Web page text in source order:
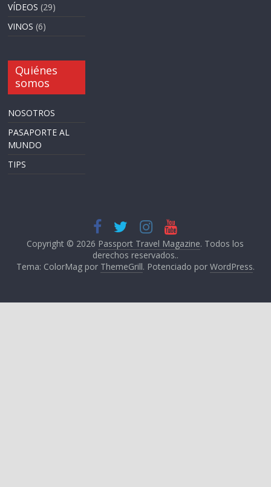
VÍDEOS (29)
VINOS (6)
Quiénes
somos
NOSOTROS
PASAPORTE AL
MUNDO
TIPS
Copyright © 2026 Passport Travel Magazine. Todos los
derechos reservados..
Tema: ColorMag por ThemeGrill. Potenciado por WordPress.